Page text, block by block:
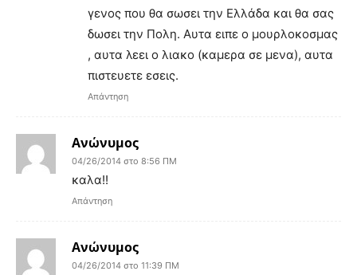
γενος που θα σωσει την Ελλάδα και θα σας
δωσει την Πολη. Αυτα ειπε ο μουρλοκοσμας
, αυτα λεει ο λιακο (καμερα σε μενα), αυτα
πιστευετε εσεις.
Απάντηση
Ανώνυμος
04/26/2014 στο 8:56 ΠΜ
καλα!!
Απάντηση
Ανώνυμος
04/26/2014 στο 11:39 ΠΜ